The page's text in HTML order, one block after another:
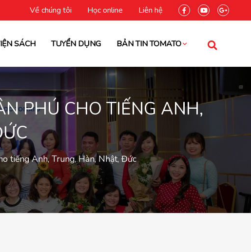
Về chúng tôi Học online Liên hệ
SÁCH TUYỂN DỤNG BẢN TIN TOMATO
PHÚ CHO TIẾNG ANH,
tiếng Anh, Trung, Hàn, Nhật, Đức